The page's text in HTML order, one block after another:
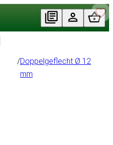
/Doppelgeflecht Ø 12
mm